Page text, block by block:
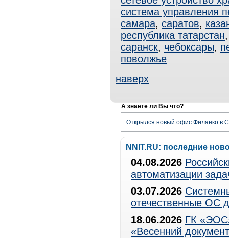
система управления
самара, саратов,
республика татарстан
саранск, чебоксары,
поволжье
наверх
А знаете ли Вы что?
Открылся новый офис Филанко в
NNIT.RU: последние
04.08.2026
автоматизации
03.07.2026
отечественные ОС
18.06.2026 ГК
«Весенний